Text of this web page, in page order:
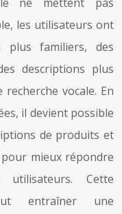
les utilisateurs ont
plus familiers, des
descriptions plus
vocale. En
il devient possible
de produits et
mieux répondre
Cette
entraîner une